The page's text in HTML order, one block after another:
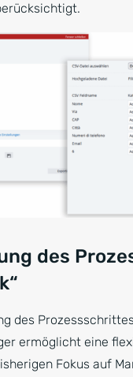
des
des Prozessschrittes
ermöglicht eine
Fokus auf